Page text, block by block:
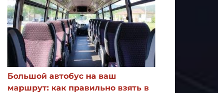
Большой автобус на ваш
маршрут: как правильно взять в